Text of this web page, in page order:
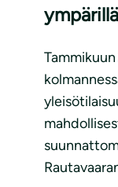
ympärillä